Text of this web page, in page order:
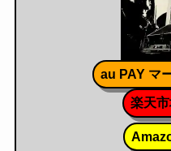
au PAY マ
楽天